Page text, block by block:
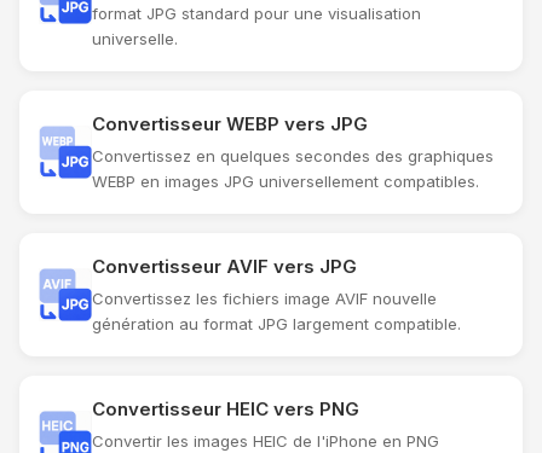
format JPG standard pour une visualisation
universelle.
Convertisseur WEBP vers JPG
Convertissez en quelques secondes des graphiques
WEBP en images JPG universellement compatibles.
Convertisseur AVIF vers JPG
Convertissez les fichiers image AVIF nouvelle
génération au format JPG largement compatible.
Convertisseur HEIC vers PNG
Convertir les images HEIC de l'iPhone en PNG